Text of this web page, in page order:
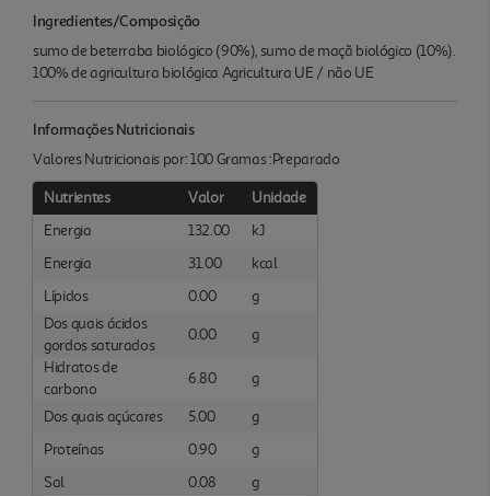
Ingredientes/Composição
sumo de beterraba biológico (90%), sumo de maçã biológico (10%).
100% de agricultura biológica Agricultura UE / não UE
Informações Nutricionais
Valores Nutricionais por: 100 Gramas :Preparado
Nutrientes Valor
Unidade
Energia
132.00
kJ
Energia
31.00
kcal
Lípidos
0.00
g
Dos quais ácidos
gordos saturados
0.00
g
Hidratos de
carbono
6.80 g
Dos quais açúcares 5.00
g
Proteínas
0.90
g
Sal
0.08 g